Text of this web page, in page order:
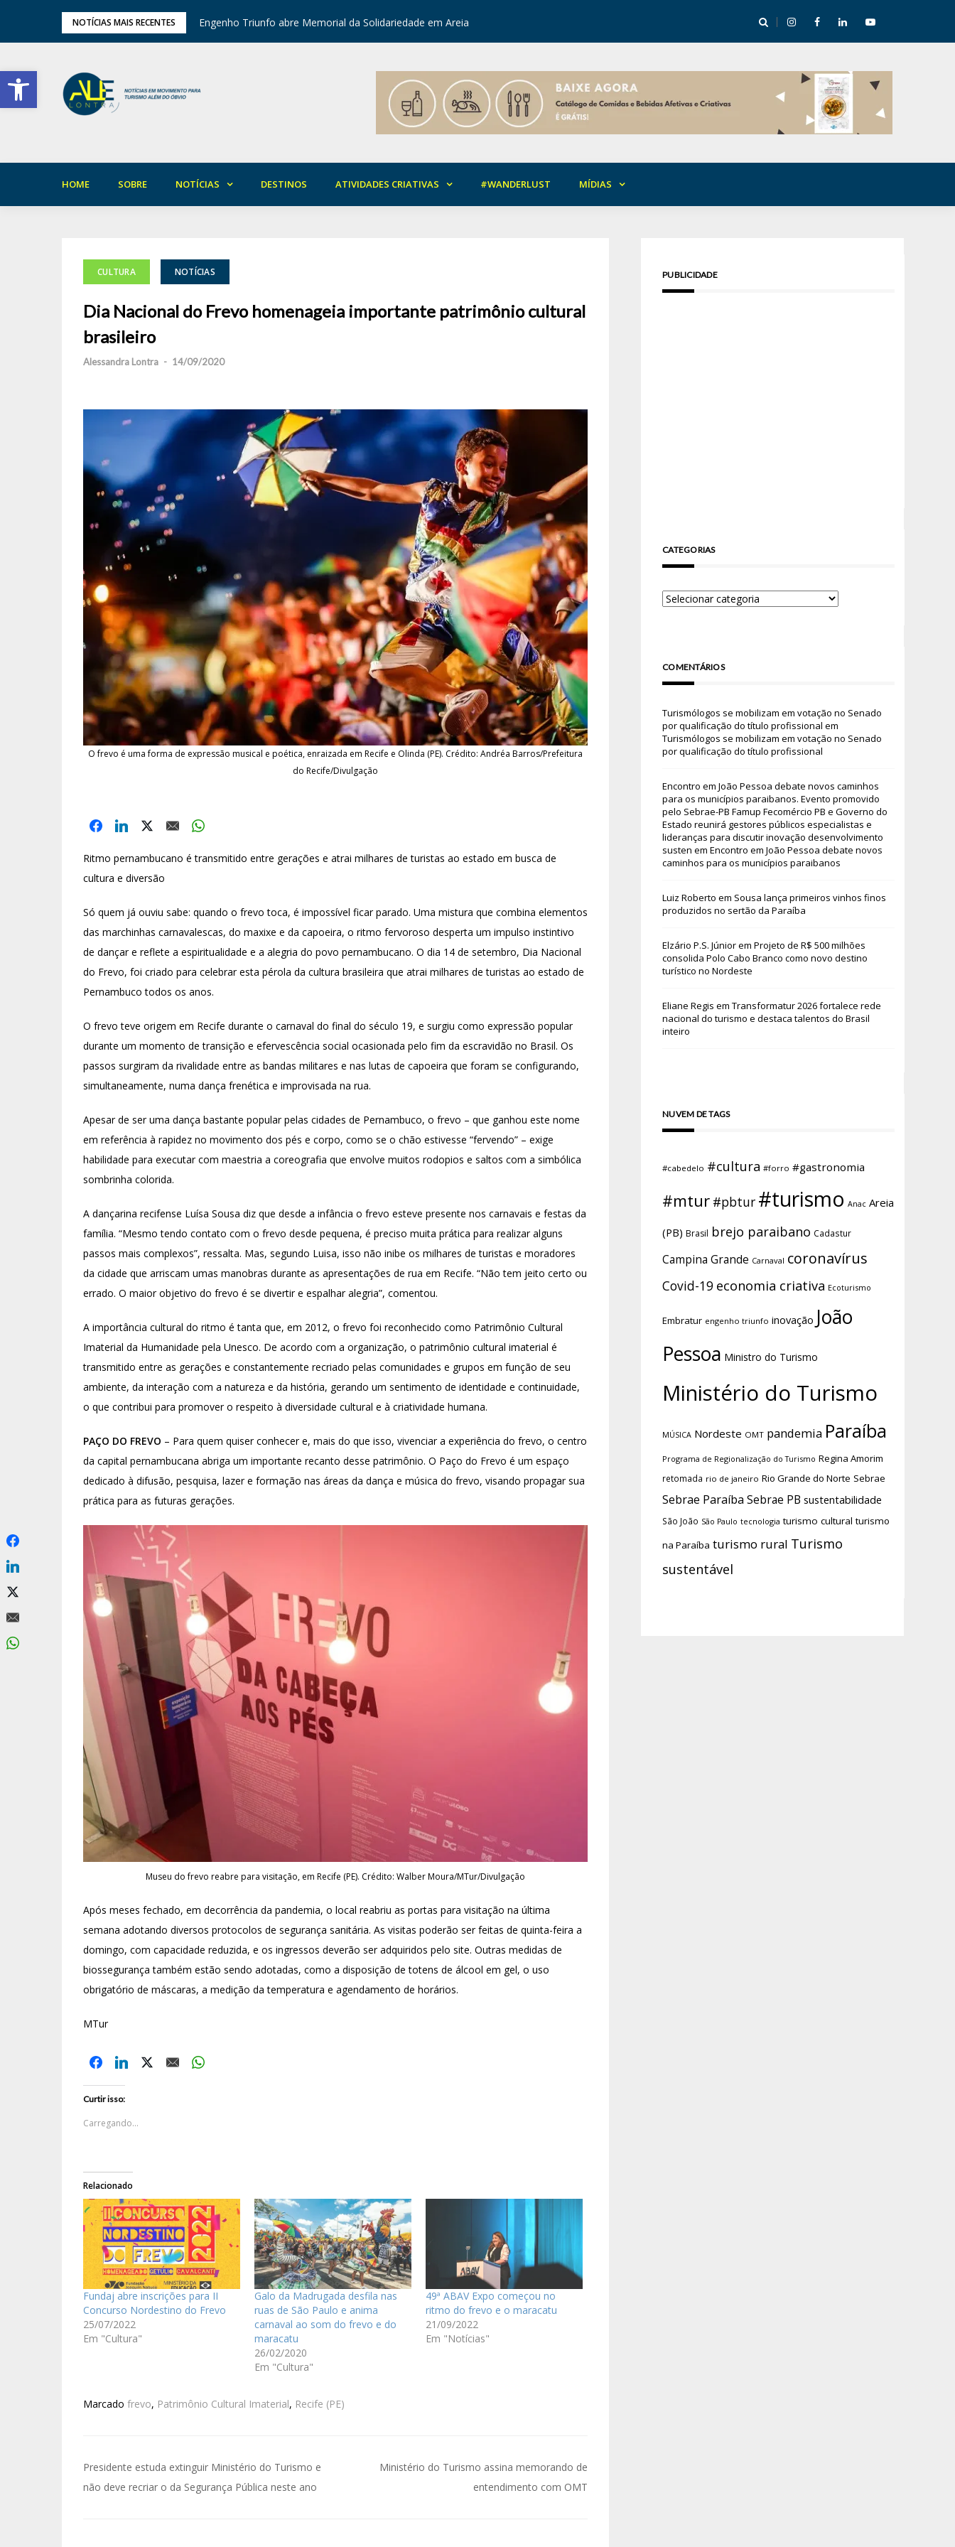
Barra de Ferramentas Aberta
NOTÍCIAS MAIS RECENTES
de Inverno das Serras Engenho Triunfo abre Memorial da Solidariedade em Areia Mirian Rocha abre mentoria de storytelling com 10 vagas
HOME SOBRE NOTÍCIAS DESTINOS ATIVIDADES CRIATIVAS #WANDERLUST MÍDIAS
CULTURA NOTÍCIAS
Dia Nacional do Frevo homenageia importante patrimônio cultural
brasileiro
Alessandra Lontra - 14/09/2020
O frevo é uma forma de expressão musical e poética, enraizada em Recife e Olinda (PE). Crédito: Andréa Barros/Prefeitura
do Recife/Divulgação
Ritmo pernambucano é transmitido entre gerações e atrai milhares de turistas ao estado em busca de
cultura e diversão
Só quem já ouviu sabe: quando o frevo toca, é impossível ficar parado. Uma mistura que combina elementos
das marchinhas carnavalescas, do maxixe e da capoeira, o ritmo fervoroso desperta um impulso instintivo
de dançar e reflete a espiritualidade e a alegria do povo pernambucano. O dia 14 de setembro, Dia Nacional
do Frevo, foi criado para celebrar esta pérola da cultura brasileira que atrai milhares de turistas ao estado de
Pernambuco todos os anos.
O frevo teve origem em Recife durante o carnaval do final do século 19, e surgiu como expressão popular
durante um momento de transição e efervescência social ocasionada pelo fim da escravidão no Brasil. Os
passos surgiram da rivalidade entre as bandas militares e nas lutas de capoeira que foram se configurando,
simultaneamente, numa dança frenética e improvisada na rua.
Apesar de ser uma dança bastante popular pelas cidades de Pernambuco, o frevo – que ganhou este nome
em referência à rapidez no movimento dos pés e corpo, como se o chão estivesse “fervendo” – exige
habilidade para executar com maestria a coreografia que envolve muitos rodopios e saltos com a simbólica
sombrinha colorida.
A dançarina recifense Luísa Sousa diz que desde a infância o frevo esteve presente nos carnavais e festas da
família. “Mesmo tendo contato com o frevo desde pequena, é preciso muita prática para realizar alguns
passos mais complexos”, ressalta. Mas, segundo Luisa, isso não inibe os milhares de turistas e moradores
da cidade que arriscam umas manobras durante as apresentações de rua em Recife. “Não tem jeito certo ou
errado. O maior objetivo do frevo é se divertir e espalhar alegria”, comentou.
A importância cultural do ritmo é tanta que, em 2012, o frevo foi reconhecido como Patrimônio Cultural
Imaterial da Humanidade pela Unesco. De acordo com a organização, o patrimônio cultural imaterial é
transmitido entre as gerações e constantemente recriado pelas comunidades e grupos em função de seu
ambiente, da interação com a natureza e da história, gerando um sentimento de identidade e continuidade,
o que contribui para promover o respeito à diversidade cultural e à criatividade humana.
PAÇO DO FREVO – Para quem quiser conhecer e, mais do que isso, vivenciar a experiência do frevo, o centro
da capital pernambucana abriga um importante recanto desse patrimônio. O Paço do Frevo é um espaço
dedicado à difusão, pesquisa, lazer e formação nas áreas da dança e música do frevo, visando propagar sua
prática para as futuras gerações.
Museu do frevo reabre para visitação, em Recife (PE). Crédito: Walber Moura/MTur/Divulgação
Após meses fechado, em decorrência da pandemia, o local reabriu as portas para visitação na última
semana adotando diversos protocolos de segurança sanitária. As visitas poderão ser feitas de quinta-feira a
domingo, com capacidade reduzida, e os ingressos deverão ser adquiridos pelo site. Outras medidas de
biossegurança também estão sendo adotadas, como a disposição de totens de álcool em gel, o uso
obrigatório de máscaras, a medição da temperatura e agendamento de horários.
MTur
Curtir isso:
Carregando...
Relacionado
Fundaj abre inscrições para II
Concurso Nordestino do Frevo
25/07/2022
Em "Cultura"
Galo da Madrugada desfila nas
ruas de São Paulo e anima
carnaval ao som do frevo e do
maracatu
26/02/2020
Em "Cultura"
49ª ABAV Expo começou no
ritmo do frevo e o maracatu
21/09/2022
Em "Notícias"
Marcado frevo, Patrimônio Cultural Imaterial, Recife (PE)
Presidente estuda extinguir Ministério do Turismo e
não deve recriar o da Segurança Pública neste ano
Ministério do Turismo assina memorando de
entendimento com OMT
PUBLICIDADE
CATEGORIAS
COMENTÁRIOS
Turismólogos se mobilizam em votação no Senado
por qualificação do título profissional em
Turismólogos se mobilizam em votação no Senado
por qualificação do título profissional
Encontro em João Pessoa debate novos caminhos
para os municípios paraibanos. Evento promovido
pelo Sebrae-PB Famup Fecomércio PB e Governo do
Estado reunirá gestores públicos especialistas e
lideranças para discutir inovação desenvolvimento
susten em Encontro em João Pessoa debate novos
caminhos para os municípios paraibanos
Luiz Roberto em Sousa lança primeiros vinhos finos
produzidos no sertão da Paraíba
Elzário P.S. Júniorem Projeto de R$ 500 milhões
consolida Polo Cabo Branco como novo destino
turístico no Nordeste
Eliane Regis em Transformatur 2026 fortalece rede
nacional do turismo e destaca talentos do Brasil
inteiro
NUVEM DE TAGS
#cabedelo #cultura #forro #gastronomia
#mtur #pbtur #turismo Anac Areia
(PB) Brasil brejo paraibano Cadastur
Campina Grande Carnaval coronavírus
Covid-19 economia criativa Ecoturismo
Embratur engenho triunfo inovação João
Pessoa Ministro do Turismo
Ministério do Turismo
MÚSICA Nordeste OMT pandemia Paraíba
Programa de Regionalização do Turismo Regina Amorim
retomada rio de janeiro Rio Grande do Norte Sebrae
Sebrae Paraíba Sebrae PB sustentabilidade
São João São Paulo tecnologia turismo cultural turismo
na Paraíba turismo rural Turismo
sustentável